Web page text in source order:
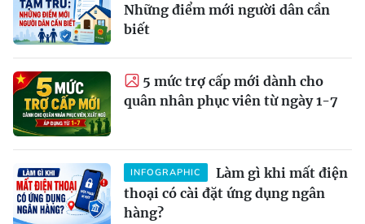
Những điểm mới người dân cần
biết
5 mức trợ cấp mới dành cho
quân nhân phục viên từ ngày 1-7
INFOGRAPHIC
Làm gì khi mất điện
thoại có cài đặt ứng dụng ngân
hàng?